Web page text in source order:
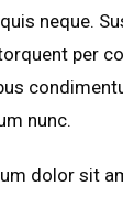
neque.
per
nunc.
dolor sit